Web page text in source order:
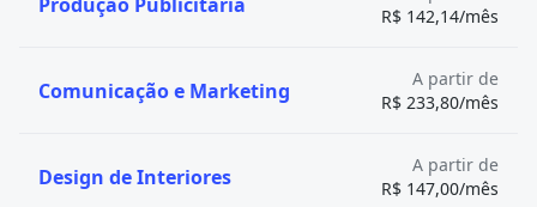
R$ 142,14/mês
Comunicação e Marketing
A partir de
R$ 233,80/mês
Design de Interiores
A partir de
R$ 147,00/mês